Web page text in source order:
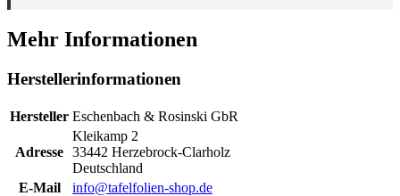
Mehr Informationen
Herstellerinformationen
Hersteller Eschenbach & Rosinski GbR
Adresse
Kleikamp 2
33442 Herzebrock-Clarholz
Deutschland
E-Mail
info@tafelfolien-shop.de